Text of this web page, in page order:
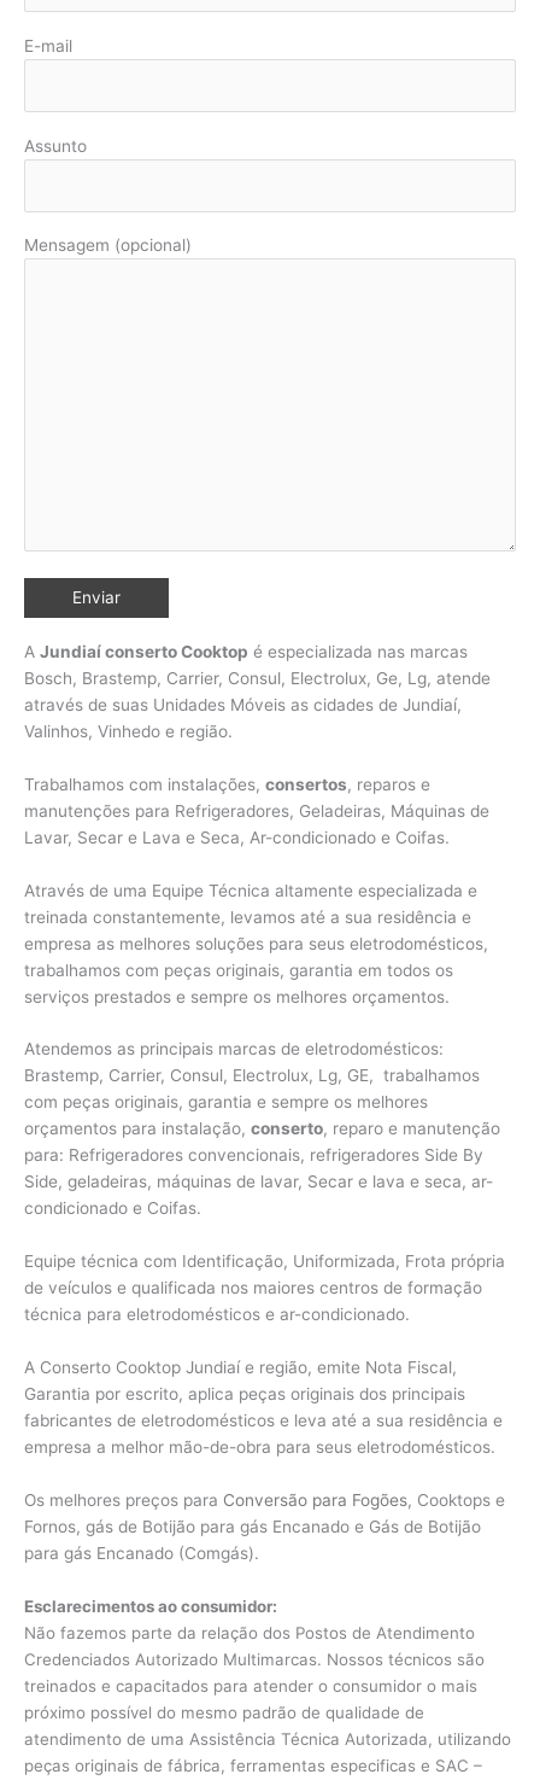
E-mail
Assunto
Mensagem (opcional)
A Jundiaí conserto Cooktop é especializada nas marcas
Bosch, Brastemp, Carrier, Consul, Electrolux, Ge, Lg, atende
através de suas Unidades Móveis as cidades de Jundiaí,
Valinhos, Vinhedo e região.
Trabalhamos com instalações, consertos, reparos e
manutenções para Refrigeradores, Geladeiras, Máquinas de
Lavar, Secar e Lava e Seca, Ar-condicionado e Coifas.
Através de uma Equipe Técnica altamente especializada e
treinada constantemente, levamos até a sua residência e
empresa as melhores soluções para seus eletrodomésticos,
trabalhamos com peças originais, garantia em todos os
serviços prestados e sempre os melhores orçamentos.
Atendemos as principais marcas de eletrodomésticos:
Brastemp, Carrier, Consul, Electrolux, Lg, GE, trabalhamos
com peças originais, garantia e sempre os melhores
orçamentos para instalação, conserto, reparo e manutenção
para: Refrigeradores convencionais, refrigeradores Side By
Side, geladeiras, máquinas de lavar, Secar e lava e seca, ar-
condicionado e Coifas.
Equipe técnica com Identificação, Uniformizada, Frota própria
de veículos e qualificada nos maiores centros de formação
técnica para eletrodomésticos e ar-condicionado.
A Conserto Cooktop Jundiaí e região, emite Nota Fiscal,
Garantia por escrito, aplica peças originais dos principais
fabricantes de eletrodomésticos e leva até a sua residência e
empresa a melhor mão-de-obra para seus eletrodomésticos.
Os melhores preços para Conversão para Fogões, Cooktops e
Fornos, gás de Botijão para gás Encanado e Gás de Botijão
para gás Encanado (Comgás).
Esclarecimentos ao consumidor:
Não fazemos parte da relação dos Postos de Atendimento
Credenciados Autorizado Multimarcas. Nossos técnicos são
treinados e capacitados para atender o consumidor o mais
próximo possível do mesmo padrão de qualidade de
atendimento de uma Assistência Técnica Autorizada, utilizando
peças originais de fábrica, ferramentas especificas e SAC –